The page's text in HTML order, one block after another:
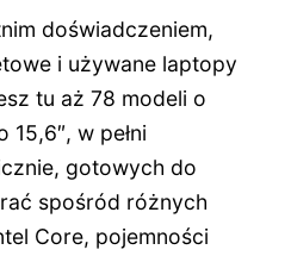
doświadczeniem,
i używane laptopy
tu aż 78 modeli o
15,6″, w pełni
gotowych do
spośród różnych
Core, pojemności